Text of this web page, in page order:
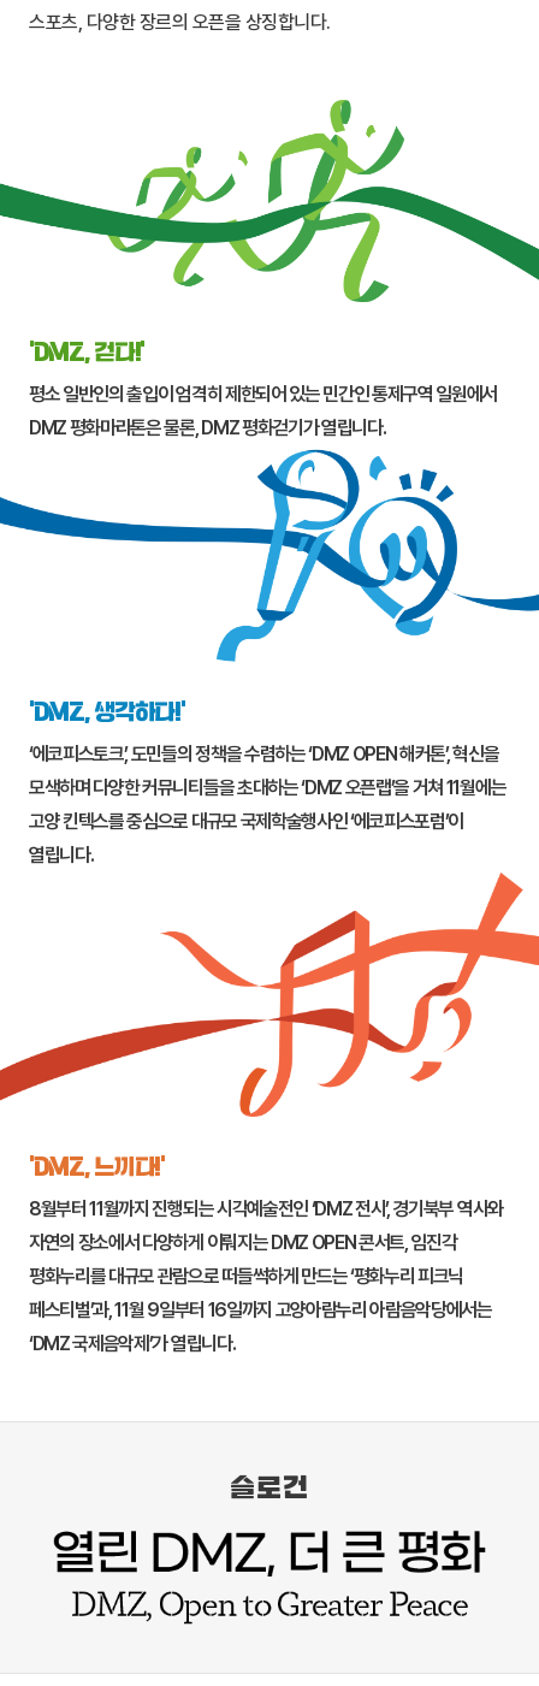
스포츠, 다양한 장르의 오픈을 상징합니다.
‘DMZ, 걷다!’
평소 일반인의 출입이 엄격히 제한되어 있는 민간인 통제구역 일원에서
DMZ 평화마라톤은 물론, DMZ 평화걷기가 열립니다.
‘DMZ, 생각하다!’
‘에코피스토크’, 도민들의 정책을 수렴하는 ‘DMZ OPEN 해커톤’, 혁신을
모색하며 다양한 커뮤니티들을 초대하는 ‘DMZ 오픈랩’을 거쳐 11월에는
고양킨텍스를 중심으로 대규모 국제학술행사인 ‘에코피스포럼’이
열립니다.
‘DMZ, 느끼다!’
8월부터 11월까지 진행되는 시각예술전인 ‘DMZ 전시’, 경기북부 역사와
자연의 장소에서 다양하게 이뤄지는 DMZ OPEN 콘서트, 임진각
평화누리를 대규모 관람으로 떠들썩하게 만드는 ‘평화누리 피크닉
페스티벌’과, 11월 9일부터 16일까지 고양아람누리 아람음악당에서는
‘DMZ 국제음악제’가 열립니다.
슬로건